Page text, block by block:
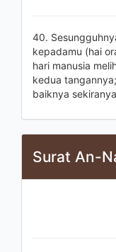
40.
kepadamu (hai
hari manusia
kedua
baiknya
Surat An-